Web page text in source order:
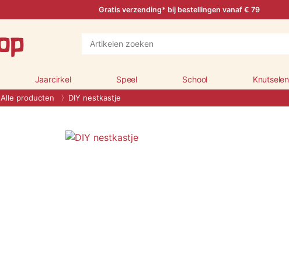
Gratis verzending* bij bestellingen vanaf € 79
Jaarcirkel Speel School Knutselen
Alle producten DIY nestkastje